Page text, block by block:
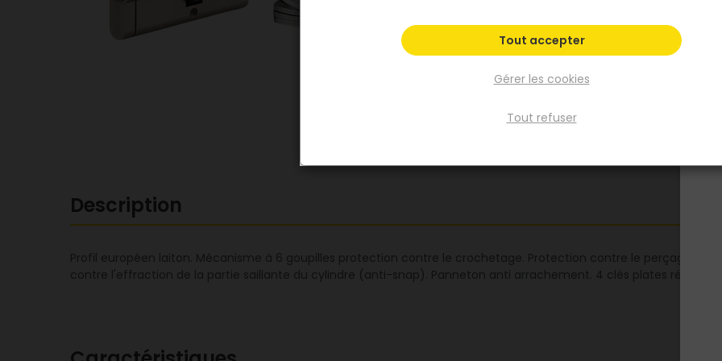
nickelé avec carte personnelle.
Voir plus
Description
Profil européen laiton. Mécanisme à 6 goupilles protection contre le crochetage. Protection contre le perçage par
contre l'effraction de la partie saillante du cylindre (anti-snap). Panneton anti arrachement. 4 clés plates
Gérer les cookies
Tout refuser
Tout accepter